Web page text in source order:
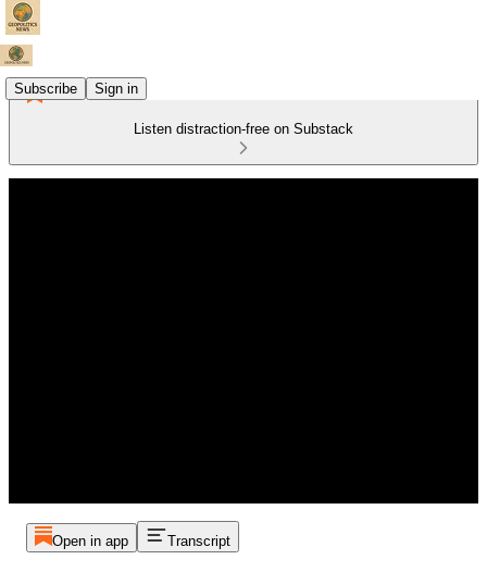
Subscribe Sign in
Listen distraction-free on Substack
Open in app Transcript